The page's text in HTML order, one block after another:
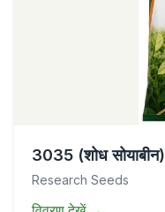
3035 (शोध सोयाबीन)
Research Seeds